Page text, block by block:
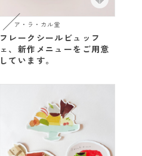
ア・ラ・カル堂
フレークシールビュッフ
ェ、新作メニューをご用意
しています。